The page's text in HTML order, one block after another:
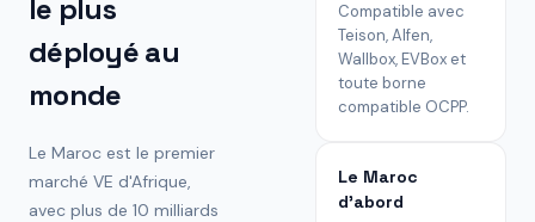
le plus
déployé au
monde
Le Maroc est le premier
marché VE d'Afrique,
avec plus de 10 milliards
Compatible avec
Teison, Alfen,
Wallbox, EVBox et
toute borne
compatible OCPP.
Le Maroc
d'abord